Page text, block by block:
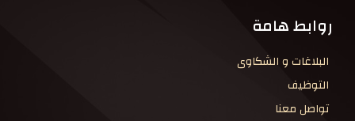
روابط هامة
البلاغات و الشكاوى
التوظيف
تواصل معنا